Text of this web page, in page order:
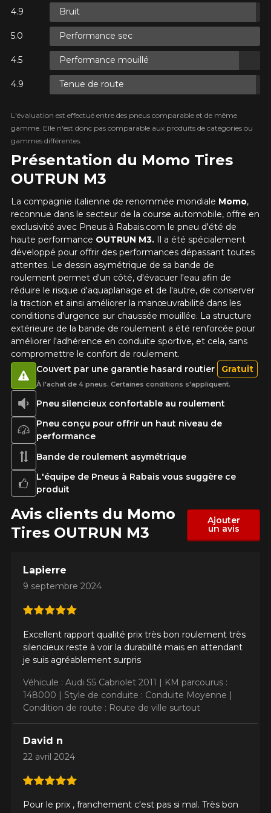
Présentation du Momo Tires
OUTRUN M3
La compagnie italienne de renommée mondiale Momo,
reconnue dans le secteur de la course automobile, offre en
exclusivité avec Pneus à Rabais.com le pneu d'été de
haute performance OUTRUN M3. Il a été spécialement
développé pour offrir des performances dépassant toutes
attentes. Le dessin asymétrique de sa bande de
roulement permet d'un côté, d'évacuer l'eau afin de
réduire le risque d'aquaplanage et de l'autre, de conserver
la traction et ainsi améliorer la manœuvrabilité dans les
conditions d'urgence sur chaussée mouillée. La structure
extérieure de la bande de roulement a été renforcée pour
améliorer l'adhérence en conduite sportive, et cela, sans
compromettre le confort de roulement.
Bruit
Performance sec
Performance mouillé
Tenue de route
L'évaluation est effectué entre des pneus comparable et de même
gamme. Elle n'est donc pas comparable aux produits de catégories ou
gammes différentes.
Pneu silencieux confortable au roulement
Pneu conçu pour offrir un haut niveau de
performance
Bande de roulement asymétrique
L'équipe de Pneus à Rabais vous suggère ce
produit
Couvert par une garantie hasard routier Gratuit
À l'achat de 4 pneus. Certaines conditions s'appliquent.
Avis clients du Momo
Tires OUTRUN M3
Ajouter
un avis
Lapierre
9 septembre 2024
Excellent rapport qualité prix très bon roulement très
silencieux reste à voir la durabilité mais en attendant
je suis agréablement surpris
Véhicule : Audi S5 Cabriolet 2011 | KM parcourus :
148000 | Style de conduite : Conduite Moyenne |
Condition de route : Route de ville surtout
David n
22 avril 2024
Pour le prix , franchement c'est pas si mal. Très bon